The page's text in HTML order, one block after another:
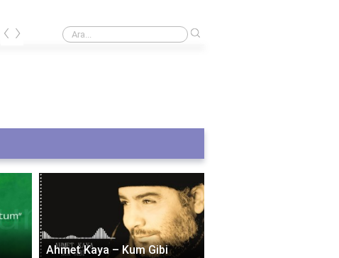
Vibrasyon sistemi nedir?
‹ ›
Ahmet Kaya – Kum Gibi